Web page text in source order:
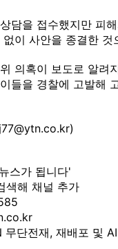
담을 접수했지만 피
이 사안을 종결한 것
의혹이 보도로 알려
들을 경찰에 고발해
스가 됩니다'
색해 채널 추가
단전재, 재배포 및